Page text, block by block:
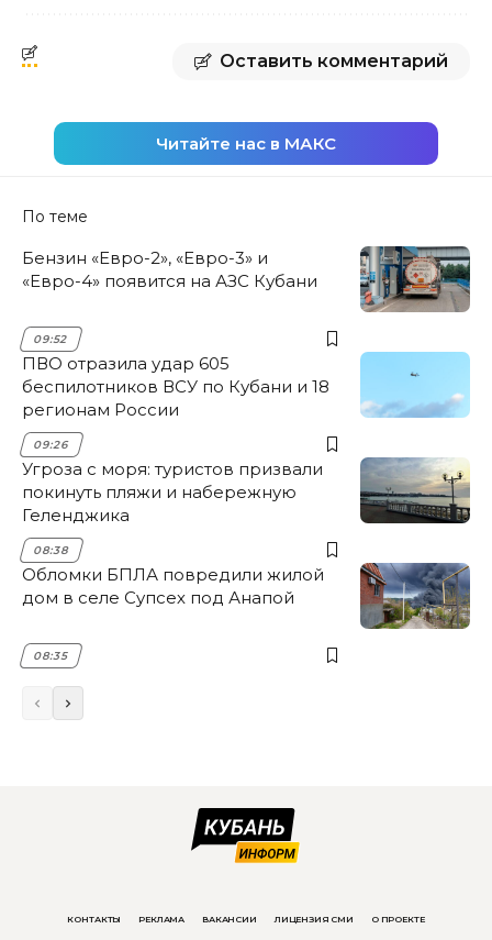
Оставить комментарий
Читайте нас в МАКС
По теме
Бензин «Евро-2», «Евро-3» и
«Евро-4» появится на АЗС Кубани
09:52
ПВО отразила удар 605
беспилотников ВСУ по Кубани и 18
регионам России
09:26
Угроза с моря: туристов призвали
покинуть пляжи и набережную
Геленджика
08:38
Обломки БПЛА повредили жилой
дом в селе Супсех под Анапой
08:35
КОНТАКТЫ РЕКЛАМА ВАКАНСИИ ЛИЦЕНЗИЯ СМИ О ПРОЕКТЕ